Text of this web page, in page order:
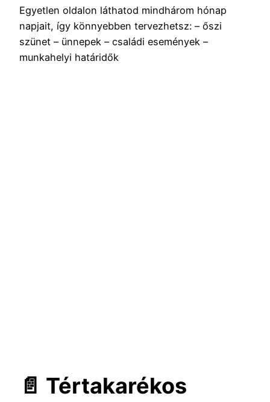
Egyetlen oldalon láthatod mindhárom hónap
napjait, így könnyebben tervezhetsz: – őszi
szünet – ünnepek – családi események –
munkahelyi határidők
📄 Tértakarékos